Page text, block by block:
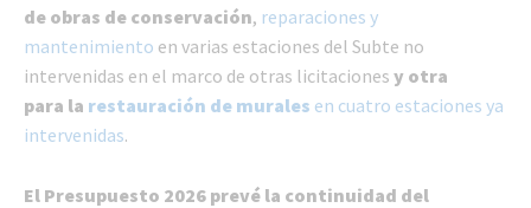
de obras de conservación, reparaciones y
mantenimiento en varias estaciones del Subte no
intervenidas en el marco de otras licitaciones y otra
para la restauración de murales en cuatro estaciones ya
intervenidas.
El Presupuesto 2026 prevé la continuidad del